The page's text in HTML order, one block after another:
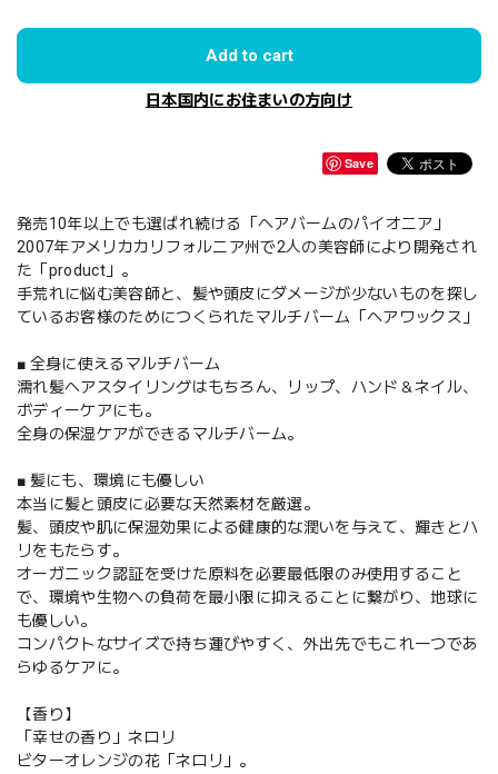
Add to cart
日本国内にお住まいの方向け
Save
発売10年以上でも選ばれ続ける「ヘアバームのパイオニア」
2007年アメリカカリフォルニア州で2人の美容師により開発され
た「product」。
手荒れに悩む美容師と、髪や頭皮にダメージが少ないものを探し
ているお客様のためにつくられたマルチバーム「ヘアワックス」
■ 全身に使えるマルチバーム
濡れ髪ヘアスタイリングはもちろん、リップ、ハンド＆ネイル、
ボディーケアにも。
全身の保湿ケアができるマルチバーム。
■ 髪にも、環境にも優しい
本当に髪と頭皮に必要な天然素材を厳選。
髪、頭皮や肌に保湿効果による健康的な潤いを与えて、輝きとハ
リをもたらす。
オーガニック認証を受けた原料を必要最低限のみ使用すること
で、環境や生物への負荷を最小限に抑えることに繋がり、地球に
も優しい。
コンパクトなサイズで持ち運びやすく、外出先でもこれ一つであ
らゆるケアに。
【香り】
「幸せの香り」ネロリ
ビターオレンジの花「ネロリ」。